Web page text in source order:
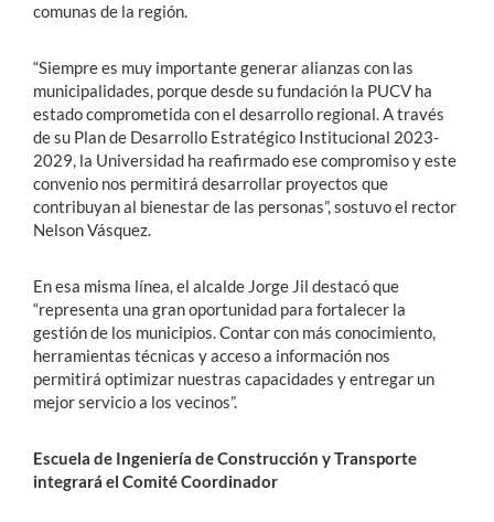
comunas de la región.
“Siempre es muy importante generar alianzas con las
municipalidades, porque desde su fundación la PUCV ha
estado comprometida con el desarrollo regional. A través
de su Plan de Desarrollo Estratégico Institucional 2023-
2029, la Universidad ha reafirmado ese compromiso y este
convenio nos permitirá desarrollar proyectos que
contribuyan al bienestar de las personas”, sostuvo el rector
Nelson Vásquez.
En esa misma línea, el alcalde Jorge Jil destacó que
“representa una gran oportunidad para fortalecer la
gestión de los municipios. Contar con más conocimiento,
herramientas técnicas y acceso a información nos
permitirá optimizar nuestras capacidades y entregar un
mejor servicio a los vecinos”.
Escuela de Ingeniería de Construcción y Transporte
integrará el Comité Coordinador